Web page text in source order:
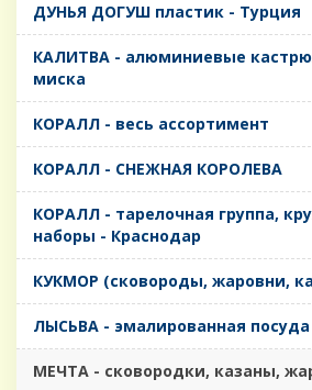
ДУНЬЯ ДОГУШ пластик - Турция
КАЛИТВА - алюминиевые
миска
КОРАЛЛ - весь ассортимент
КОРАЛЛ - СНЕЖНАЯ КОРОЛЕВА
КОРАЛЛ - тарелочная группа,
наборы - Краснодар
КУКМОР (сковороды, жаровни,
ЛЫСЬВА - эмалированная посуда
МЕЧТА - сковородки, казаны,